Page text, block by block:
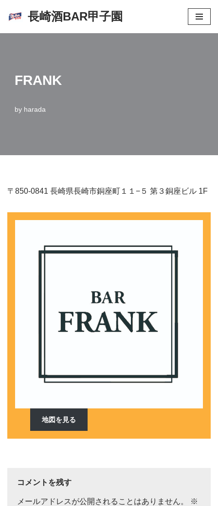
長崎酒BAR甲子園
FRANK
by harada
〒850-0841 長崎県長崎市銅座町１１−５ 第３銅座ビル 1F
地図を見る
コメントを残す
メールアドレスが公開されることはありません。
※